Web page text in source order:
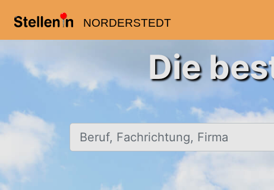
NORDERSTEDT
Die
Beruf, Fachrichtung, Firma